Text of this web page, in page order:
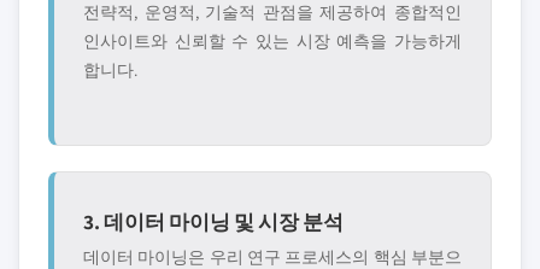
전략적, 운영적, 기술적 관점을 제공하여 종합적인
인사이트와 신뢰할 수 있는 시장 예측을 가능하게
합니다.
3. 데이터 마이닝 및 시장 분석
데이터 마이닝은 우리 연구 프로세스의 핵심 부분으